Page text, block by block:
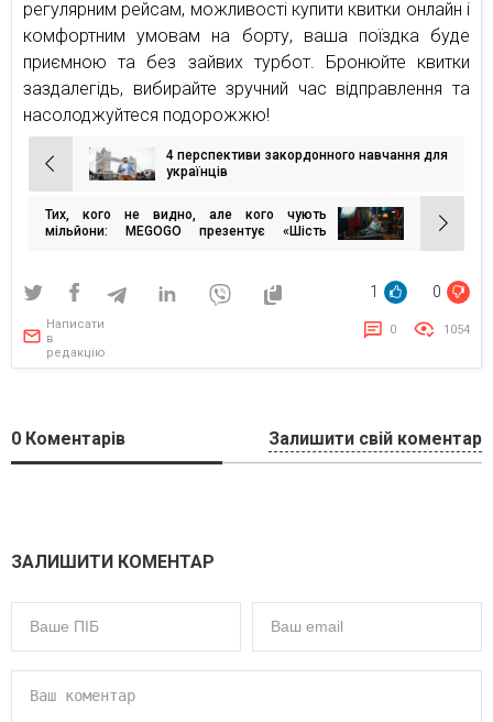
регулярним рейсам, можливості купити квитки онлайн і
комфортним умовам на борту, ваша поїздка буде
приємною та без зайвих турбот. Бронюйте квитки
заздалегідь, вибирайте зручний час відправлення та
насолоджуйтеся подорожжю!
Навігація
записів
4 перспективи закордонного навчання для
українців
Тих, кого не видно, але кого чують
мільйони: MEGOGO презентує «Шість
1 0
Написати
в
редакцію
0 1054
0 Коментарів Залишити свій коментар
ЗАЛИШИТИ КОМЕНТАР